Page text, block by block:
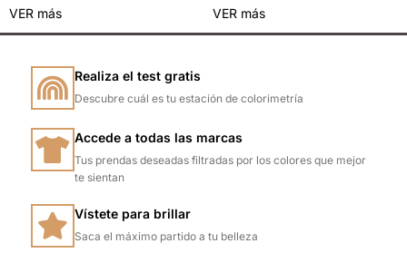
VER más VER más
Realiza el test gratis
Descubre cuál es tu estación de colorimetría
Accede a todas las marcas
Tus prendas deseadas filtradas por los colores que mejor
te sientan
Vístete para brillar
Saca el máximo partido a tu belleza